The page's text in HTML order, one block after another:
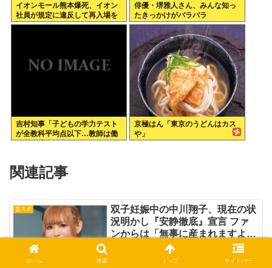
イオンモール熊本爆死、イオン
社員が規定に違反して再入場を
許可していた
俳優・堺雅人さん、みんな知っ
たきっかけがバラバラ
吉村知事「子どもの学力テスト
が全教科平均点以下…教師は働
き方改革とか言ってないでどう
京極はん「東京のうどんはカス
や」
関連記事
芸スポ
双子妊娠中の中川翔子、現在の状
況明かし『安静徹底』宣言 ファ
ンからは「無事に産まれますよう
に」と励ましの声
ホーム 検索 トップ サイドバー